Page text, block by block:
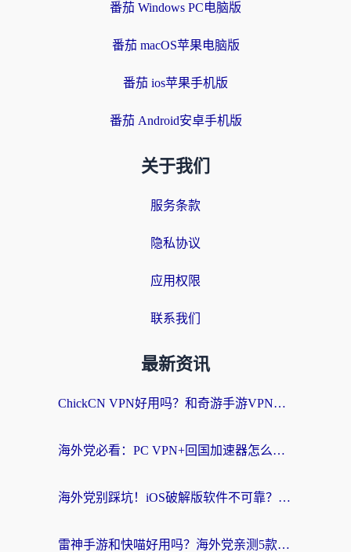
番茄 Windows PC电脑版
番茄 macOS苹果电脑版
番茄 ios苹果手机版
番茄 Android安卓手机版
关于我们
服务条款
隐私协议
应用权限
联系我们
最新资讯
ChickCN VPN好用吗？和奇游手游VPN对比哪个回国效果更好？海外党亲测实用指南
海外党必看：PC VPN+回国加速器怎么选？无缝访问国内资源全攻略
海外党别踩坑！iOS破解版软件不可靠？教你选对回国加速器无缝看国内资源
雷神手游和快喵好用吗？海外党亲测5款回国加速器，附斧牛Bling对比+微信视频号解决办法